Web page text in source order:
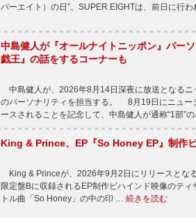
パーエイト）の日”。SUPER EIGHTは、前日に行
中島健人が『オールナイトニッポン』パー
戯王』の話をするコーナーも
中島健人が、2026年8月14日深夜に放送となるニ
のパーソナリティを担当する。 8月19日にニュー
ースされることを記念して、中島健人が通称“1部”
King & Prince、EP『So Honey EP』制作
King & Princeが、2026年9月2日にリリースとな
限定盤Bに収録されるEP制作ビハインド映像のテ
トル曲「So Honey」の中の印 … 続きを読む